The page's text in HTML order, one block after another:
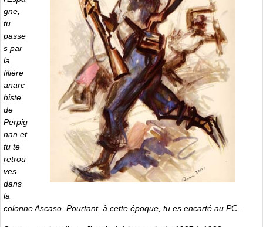
gne,
tu
passe
s par
la
filière
anarc
histe
de
Perpig
nan et
tu te
retrou
ves
dans
la
colonne Ascaso. Pourtant, à cette époque, tu es encarté au PC...